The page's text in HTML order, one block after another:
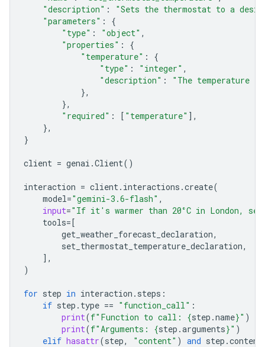
"description" :
"Sets the thermostat to a
"parameters" :
{
"type" : "object" ,
"properties" :
{
"temperature" :
{
"type" : "integer" ,
"description" :
"The temperature
},
},
"required" : [ "temperature" ],
},
}
client = genai .Client()
interaction = client. interactions .create(
model="gemini-3.6-flash" ,
input="If it's warmer than 20°C in London,
tools= [
get_weather_forecast_declaration,
set_thermostat_temperature_declaration,
],
)
for step in interaction . steps :
if step . type == "function_call" :
print(f"Function to call: {step .name}" )
print(f"Arguments: {step .arguments}" )
elif hasattr(step, "content" ) and step .content